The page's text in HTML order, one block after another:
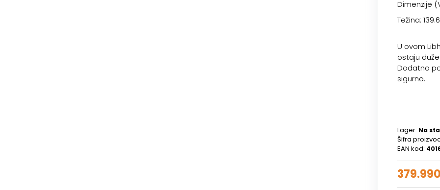
Dimenzije
Težina:
U ovom
ostaju
Dodatna
sigurno.
Lager: Na
Šifra
EAN kod: